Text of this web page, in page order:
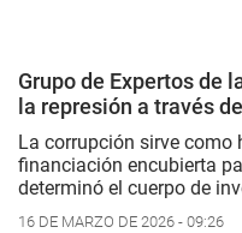
Grupo de Expertos de
la represión a través
La corrupción sirve
financiación encubierta
determinó el cuerpo de
16 DE MARZO DE 2026 - 09:26